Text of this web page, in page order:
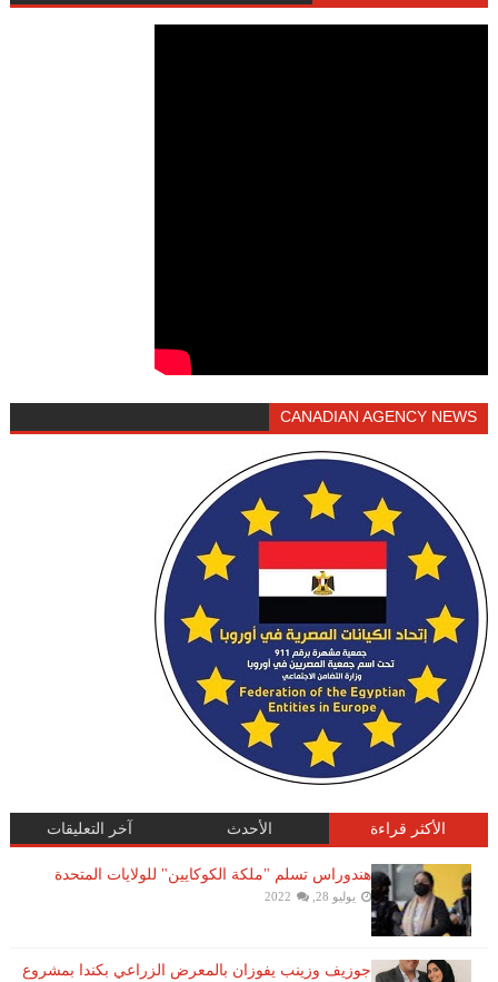
CANADIAN AGENCY NEWS
الأكثر قراءة الأحدث آخر التعليقات
هندوراس تسلم "ملكة الكوكايين" للولايات المتحدة
يوليو 28, 2022
جوزيف وزينب يفوزان بالمعرض الزراعي بكندا بمشروع